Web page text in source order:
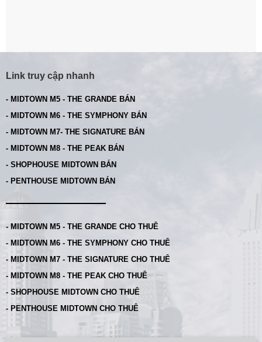
Link truy cập nhanh
- MIDTOWN M5 - THE GRANDE BÁN
- MIDTOWN M6 - THE SYMPHONY BÁN
- MIDTOWN M7- THE SIGNATURE BÁN
- MIDTOWN M8 - THE PEAK BÁN
- SHOPHOUSE MIDTOWN BÁN
- PENTHOUSE MIDTOWN BÁN
- MIDTOWN M5 - THE GRANDE CHO THUÊ
- MIDTOWN M6 - THE SYMPHONY CHO THUÊ
- MIDTOWN M7 - THE SIGNATURE CHO THUÊ
- MIDTOWN M8 - THE PEAK CHO THUÊ
- SHOPHOUSE MIDTOWN CHO THUÊ
- PENTHOUSE MIDTOWN CHO THUÊ